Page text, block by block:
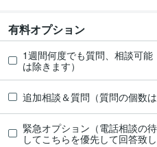
有料オプション
1週間何度でも質問、相談可能
は除きます）
追加相談＆質問（質問の個数は
緊急オプション（電話相談の
してこちらを優先して回答致し